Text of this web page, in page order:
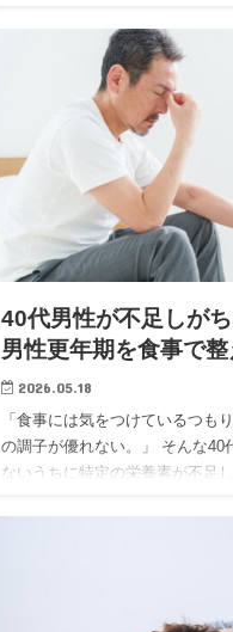
「食事がその…
40代男性が不足しがち
男性更年期を食事で整
2026.05.18
「食事には気をつけているつも
の調子が優れない。」 そんな40
ないうちに特定の栄養素が不足